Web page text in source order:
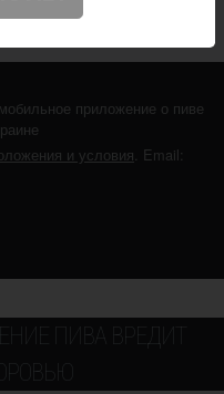
приложение о пиве
и условия. Email:
ПИВА ВРЕДИТ